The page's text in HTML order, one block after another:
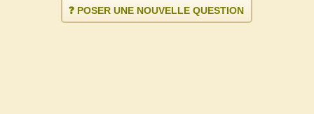
❓ POSER UNE NOUVELLE QUESTION